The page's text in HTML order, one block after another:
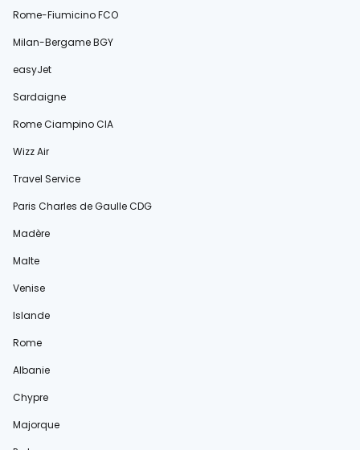
Rome-Fiumicino FCO
Milan-Bergame BGY
easyJet
Sardaigne
Rome Ciampino CIA
Wizz Air
Travel Service
Paris Charles de Gaulle CDG
Madère
Malte
Venise
Islande
Rome
Albanie
Chypre
Majorque